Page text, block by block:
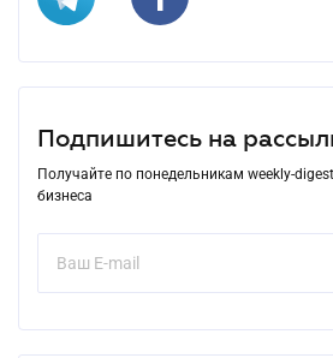
Подпишитесь на
Получайте по понедельникам weekly-
бизнеса